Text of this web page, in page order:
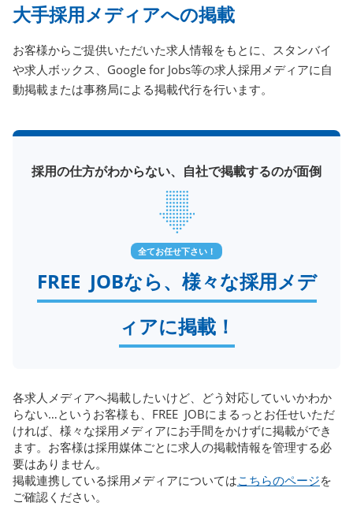
大手採用メディアへの掲載
お客様からご提供いただいた求人情報をもとに、スタンバイ
や求人ボックス、Google for Jobs等の求人採用メディアに自
動掲載または事務局による掲載代行を行います。
採用の仕方がわからない、自社で掲載するのが面倒
全てお任せ下さい！
FREE JOBなら、様々な採用メデ
ィアに掲載！
各求人メディアへ掲載したいけど、どう対応していいかわか
らない…というお客様も、FREE JOBにまるっとお任せいただ
ければ、様々な採用メディアにお手間をかけずに掲載ができ
ます。お客様は採用媒体ごとに求人の掲載情報を管理する必
要はありません。
掲載連携している採用メディアについてはこちらのページを
ご確認ください。